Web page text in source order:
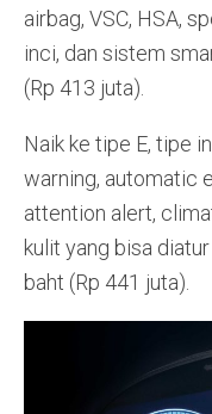
airbag, VSC, HSA,
inci, dan sistem
(Rp 413 juta).
Naik ke tipe E, tipe
warning, automatic
attention alert,
kulit yang bisa
baht (Rp 441 juta).